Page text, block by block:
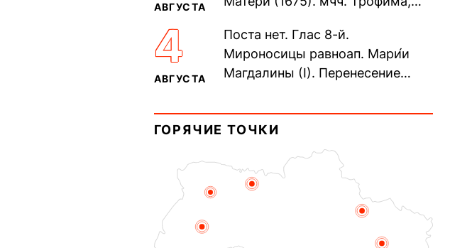
АВГУСТА
мучеников (284–305). прав.
воина Фео́дора...
4
АВГУСТА
Поста нет. Глас 8-й.
Мироносицы равноап. Мари́и
Магдалины (I). Перенесение
Синопского (403–404). Прп.
Корни́лия...
ГОРЯЧИЕ ТОЧКИ